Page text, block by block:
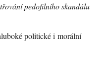
pedofilního skandálu
politické i morální